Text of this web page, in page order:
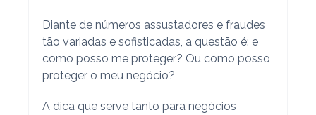
Diante de números assustadores e fraudes
tão variadas e sofisticadas, a questão é: e
como posso me proteger? Ou como posso
proteger o meu negócio?
A dica que serve tanto para negócios